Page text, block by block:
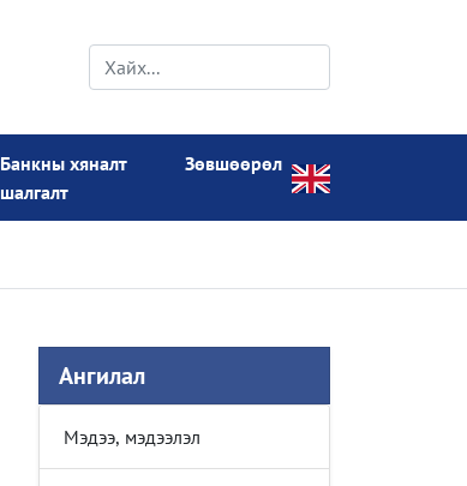
Банкны хяналт
шалгалт
Зөвшөөрөл
Ангилал
Мэдээ, мэдээлэл